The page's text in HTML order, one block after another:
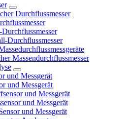
Durchflussmesser
Durchflussmesser
Massendurchflussmesser
und Messgerät
und Messgerät
und Messgerät
und Messgerät
und Messgerät